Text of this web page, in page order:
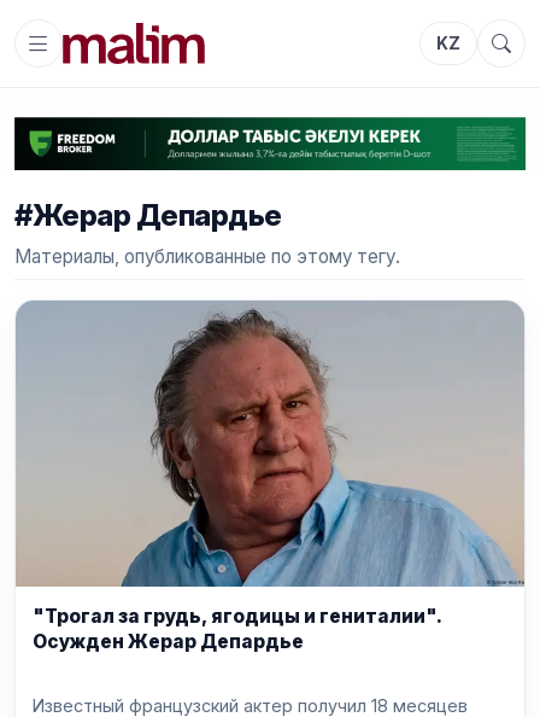
KZ
#Жерар Депардье
Материалы, опубликованные по этому тегу.
"Трогал за грудь, ягодицы и гениталии".
Осужден Жерар Депардье
Известный французский актер получил 18 месяцев